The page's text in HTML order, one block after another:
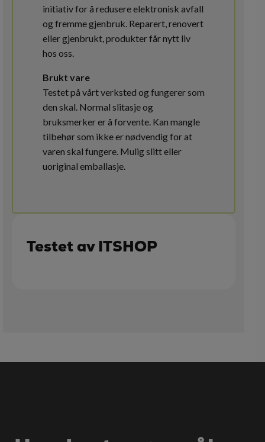
initiativ for å redusere elektronisk avfall
og fremme gjenbruk. Reparert, renovert
eller gjenbrukt, produkter får nytt liv
hos oss.
Brukt vare
Testet på vårt verksted og fungerer som
den skal. Normal slitasje og
bruksmerker er å forvente. Kan mangle
tilbehør som ikke er nødvendig for at
varen skal fungere. Mulig slitt eller
uoriginal emballasje.
Testet av ITSHOP